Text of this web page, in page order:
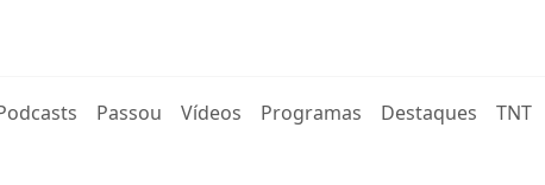
Passou Vídeos Programas Destaques TNT